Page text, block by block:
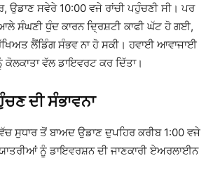
ਉਡਾਣ ਸਵੇਰੇ 10:00 ਵਜੇ ਰਾਂਚੀ ਪਹੁੰਚਣੀ ਸੀ। ਪਰ
ਸੰਘਣੀ ਧੁੰਦ ਕਾਰਨ ਦ੍ਰਿਸ਼ਟੀ ਕਾਫੀ ਘੱਟ ਹੋ ਗਈ,
ਲੈਂਡਿੰਗ ਸੰਭਵ ਨਾ ਹੋ ਸਕੀ। ਹਵਾਈ ਆਵਾਜਾਈ
ਵੱਲ ਡਾਇਵਰਟ ਕਰ ਦਿੱਤਾ।
ਦੀ ਸੰਭਾਵਨਾ
ਸੁਧਾਰ ਤੋਂ ਬਾਅਦ ਉਡਾਣ ਦੁਪਹਿਰ ਕਰੀਬ 1:00 ਵਜੇ
ਨੂੰ ਡਾਇਵਰਸ਼ਨ ਦੀ ਜਾਣਕਾਰੀ ਏਅਰਲਾਈਨ